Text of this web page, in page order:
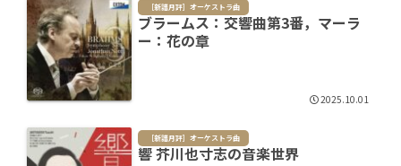
［新譜月評］オーケストラ曲
ブラームス：交響曲第3番，マーラ
ー：花の章
2025.10.01
［新譜月評］オーケストラ曲
響 芥川也寸志の音楽世界